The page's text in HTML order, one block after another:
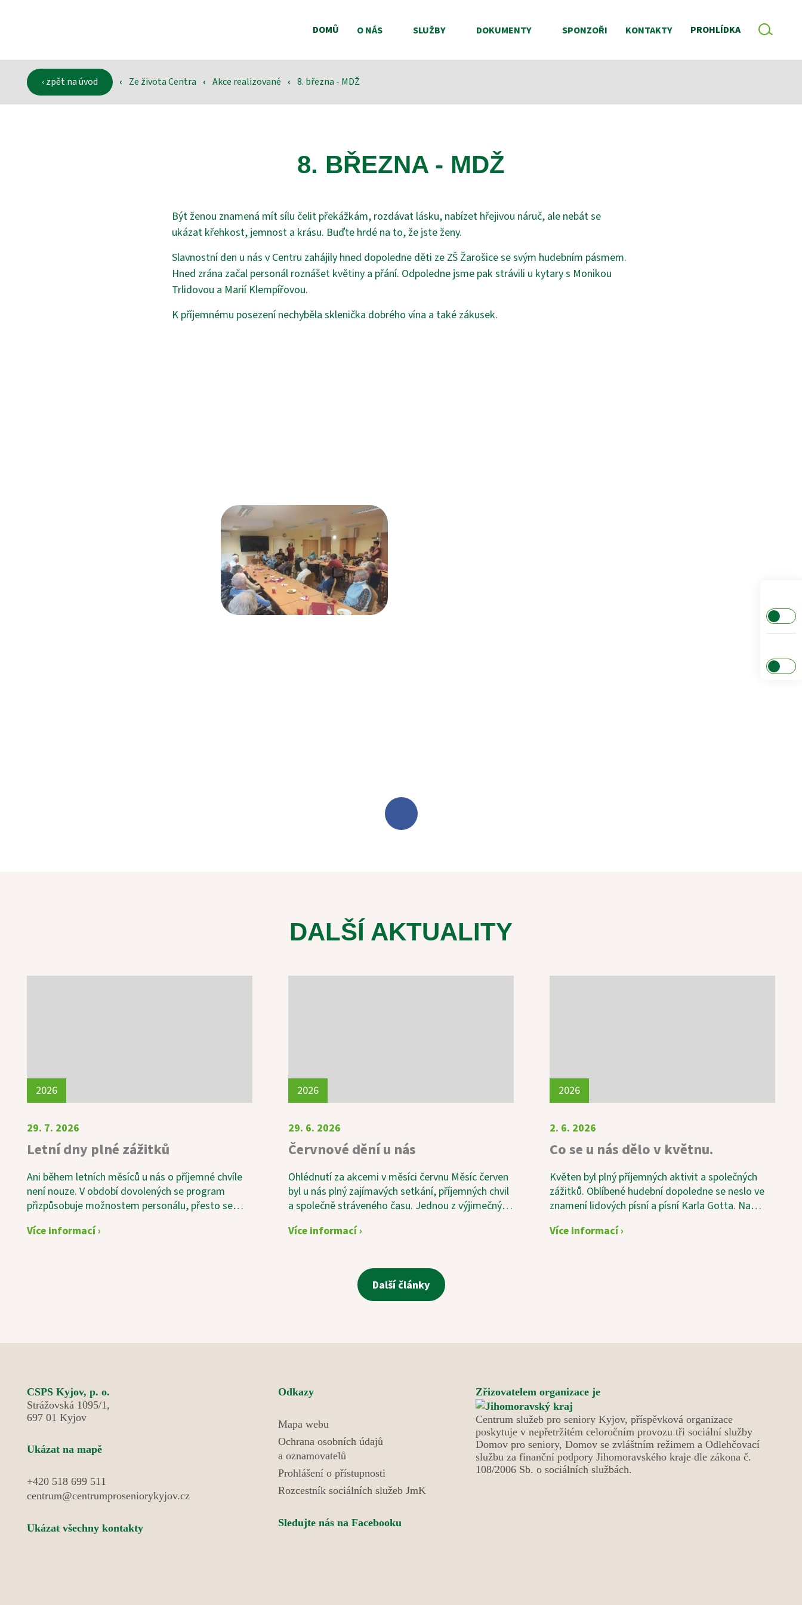
DOMŮ O NÁS SLUŽBY DOKUMENTY SPONZOŘI KONTAKTY PROHLÍDKA
‹ zpět na úvod ‹ Ze života Centra ‹ Akce realizované ‹ 8. března - MDŽ
8. BŘEZNA - MDŽ
Být ženou znamená mít sílu čelit překážkám, rozdávat lásku, nabízet hřejivou náruč, ale nebát se
ukázat křehkost, jemnost a krásu. Buďte hrdé na to, že jste ženy.
Slavnostní den u nás v Centru zahájily hned dopoledne děti ze ZŠ Žarošice se svým hudebním pásmem.
Hned zrána začal personál roznášet květiny a přání. Odpoledne jsme pak strávili u kytary s Monikou
Trlidovou a Marií Klempířovou.
K příjemnému posezení nechyběla sklenička dobrého vína a také zákusek.
DALŠÍ AKTUALITY
2026
29. 7. 2026
Letní dny plné zážitků
Ani během letních měsíců u nás o příjemné chvíle
není nouze. V období dovolených se program
přizpůsobuje možnostem personálu, přesto se
zajímavé aktivity. Velkým zážitkem byla společná
pohyb, ale také dobrou náladu a společenské
setkávání.
Více informací ›
2026
29. 6. 2026
Červnové dění u nás
Ohlédnutí za akcemi v měsíci červnu Měsíc červen
byl u nás plný zajímavých setkání, příjemných chvil
a společně stráveného času. Jednou z výjimečných
čase“, která sklidila velký úspěch. Návštěvníci si
příjemné atmosféře nechyběly ani tradiční
svatební koláčky a sklenka vína. Vedle pravidelných
aktivit, mezi které patří například oblíbená Beseda
Konec měsíce patřil oblíbenému Letnímu
odpoledni. Tentokrát k nám zavítali skauti a
seniorky z Domanína, kteří pro naše uživatele
připravili výborné kynuté lívance. Celé odpoledne
se neslo v duchu radosti, povídání a společně
strávených chvil a díky p. Vávrovi i hudby. Setkání
bylo krásným příkladem mezigeneračního
propojení, které obohatilo všechny zúčastněné.
Více informací ›
2026
2. 6. 2026
Co se u nás dělo v květnu.
Květen byl plný příjemných aktivit a společných
zážitků. Oblíbené hudební dopoledne se neslo ve
znamení lidových písní a písní Karla Gotta. Na
uživatelka. Jako každý měsíc proběhl také
úsměvu, setkávání a příjemně stráveným chvílím.
Více informací ›
Další články
CSPS Kyjov, p. o.
Strážovská 1095/1,
697 01 Kyjov
Ukázat na mapě
+420 518 699 511
centrum@centrumproseniorykyjov.cz
Ukázat všechny kontakty
Odkazy
Mapa webu
Ochrana osobních údajů
a oznamovatelů
Prohlášení o přístupnosti
Rozcestník sociálních služeb JmK
Sledujte nás na Facebooku
Zřizovatelem organizace je
Centrum služeb pro seniory Kyjov, příspěvková organizace
poskytuje v nepřetržitém celoročním provozu tři sociální služby
Domov pro seniory, Domov se zvláštním režimem a Odlehčovací
službu za finanční podpory Jihomoravského kraje dle zákona č.
108/2006 Sb. o sociálních službách.